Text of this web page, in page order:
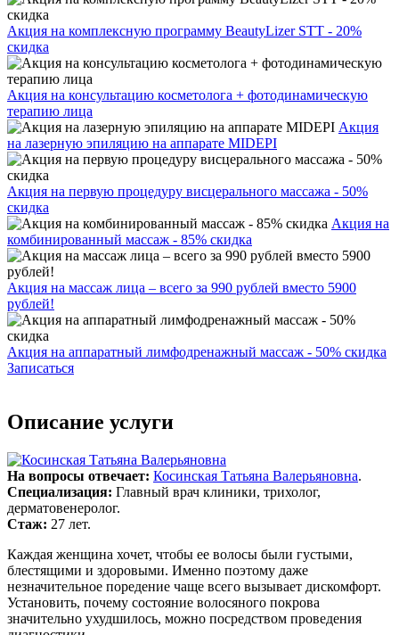
Акция на комплексную программу BeautyLizer STT - 20%
скидка
Акция на консультацию косметолога + фотодинамическую
терапию лица
Акция
на лазерную эпиляцию на аппарате MIDEPI
Акция на первую процедуру висцерального массажа - 50%
скидка
Акция на
комбинированный массаж - 85% скидка
Акция на массаж лица – всего за 990 рублей вместо 5900
рублей!
Акция на аппаратный лимфодренажный массаж - 50% скидка
Записаться
Описание услуги
На вопросы отвечает: Косинская Татьяна Валерьяновна.
Специализация: Главный врач клиники, трихолог,
дерматовенеролог.
Стаж: 27 лет.
Каждая женщина хочет, чтобы ее волосы были густыми,
блестящими и здоровыми. Именно поэтому даже
незначительное поредение чаще всего вызывает дискомфорт.
Установить, почему состояние волосяного покрова
значительно ухудшилось, можно посредством проведения